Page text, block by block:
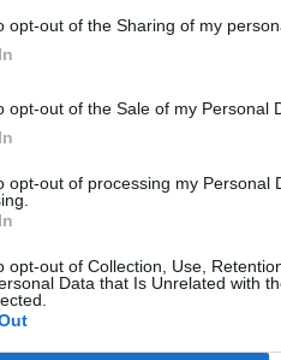
opt-out of the Sharing of my
opt-out of the Sale of my Personal
opt-out of processing my Personal
opt-out of Collection, Use,
Data that Is Unrelated with
une méthode qui attaque la
et eau
à ce besoin. Le
ou peroxyde
forment une pâte